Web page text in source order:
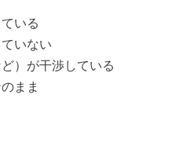
いる
いない
）が干渉している
まま